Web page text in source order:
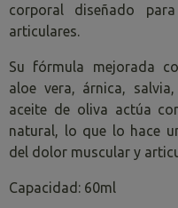
corporal diseñado
articulares.
Su fórmula mejorada
aloe vera, árnica,
aceite de oliva actúa
natural, lo que lo hace
del dolor muscular y
Capacidad: 60ml